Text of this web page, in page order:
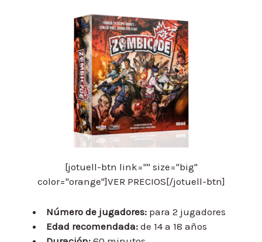
[jotuell-btn link="" size="big"
color="orange"]VER PRECIOS[/jotuell-btn]
Número de jugadores: para 2 jugadores
Edad recomendada: de 14 a 18 años